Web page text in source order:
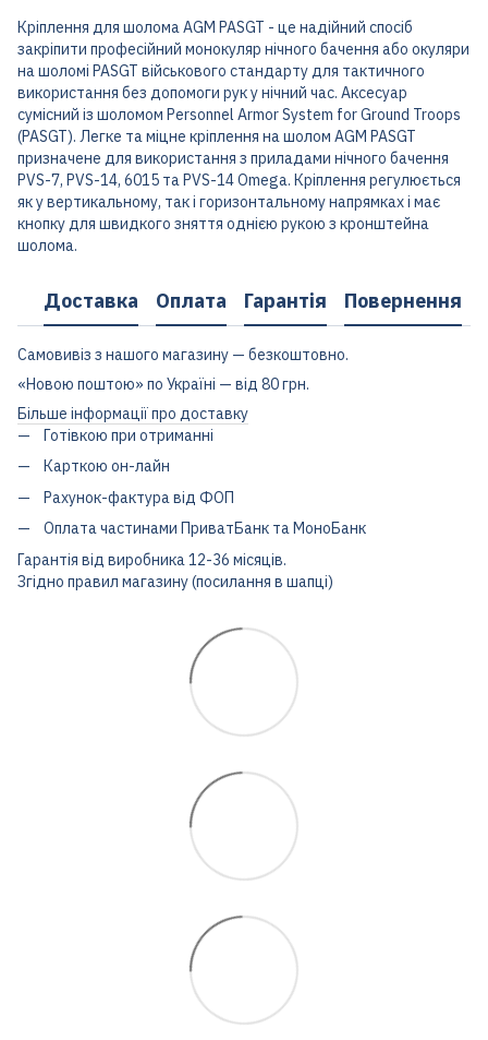
Кріплення для шолома AGM PASGT - це надійний спосіб
закріпити професійний монокуляр нічного бачення або окуляри
на шоломі PASGT військового стандарту для тактичного
використання без допомоги рук у нічний час. Аксесуар
сумісний із шоломом Personnel Armor System for Ground Troops
(PASGT). Легке та міцне кріплення на шолом AGM PASGT
призначене для використання з приладами нічного бачення
PVS-7, PVS-14, 6015 та PVS-14 Omega. Кріплення регулюється
як у вертикальному, так і горизонтальному напрямках і має
кнопку для швидкого зняття однією рукою з кронштейна
шолома.
Доставка Оплата Гарантія Повернення
Самовивіз з нашого магазину — безкоштовно.
«Новою поштою» по Україні — від 80 грн.
Більше інформації про доставку
Готівкою при отриманні
Карткою он-лайн
Рахунок-фактура від ФОП
Оплата частинами ПриватБанк та МоноБанк
Гарантія від виробника 12-36 місяців.
Згідно правил магазину (посилання в шапці)